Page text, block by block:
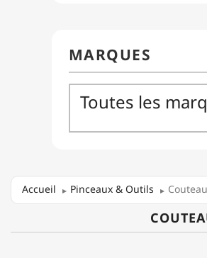
Accueil Pinceaux & Outils